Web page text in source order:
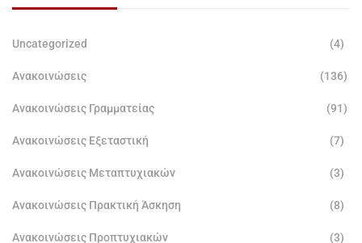
Uncategorized (4)
Ανακοινώσεις (136)
Ανακοινώσεις Γραμματείας (91)
Ανακοινώσεις Εξεταστική (7)
Ανακοινώσεις Μεταπτυχιακών (3)
Ανακοινώσεις Πρακτική Άσκηση (8)
Ανακοινώσεις Προπτυχιακών (3)